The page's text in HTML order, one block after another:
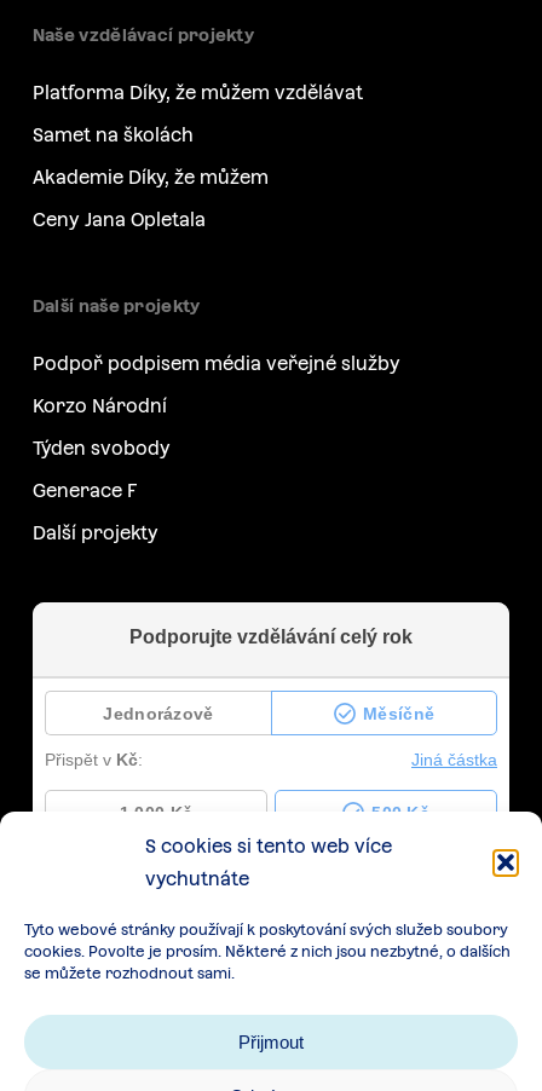
S cookies si tento web více
vychutnáte
Tyto webové stránky používají k poskytování svých služeb soubory
cookies. Povolte je prosím. Některé z nich jsou nezbytné, o dalších
se můžete rozhodnout sami.
Přijmout
Naše vzdělávací projekty
Platforma Díky, že můžem vzdělávat
Samet na školách
Akademie Díky, že můžem
Ceny Jana Opletala
Další naše projekty
Podpoř podpisem média veřejné služby
Korzo Národní
Týden svobody
Generace F
Další projekty